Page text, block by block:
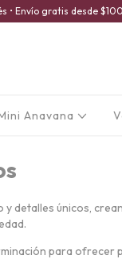
• Envío gratis desde
Anavana
detalles únicos,
para ofrecer